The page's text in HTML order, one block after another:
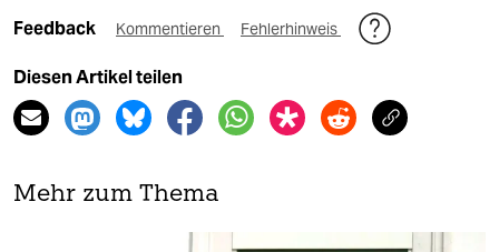
Feedback Kommentieren Fehlerhinweis
Diesen Artikel teilen
Mehr zum Thema